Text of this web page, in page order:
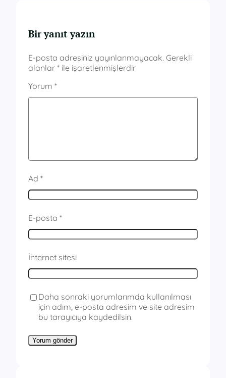
Bir yanıt yazın
E-posta adresiniz yayınlanmayacak. Gerekli
alanlar * ile işaretlenmişlerdir
Yorum *
Ad *
E-posta *
İnternet sitesi
Daha sonraki yorumlarımda kullanılması
için adım, e-posta adresim ve site adresim
bu tarayıcıya kaydedilsin.